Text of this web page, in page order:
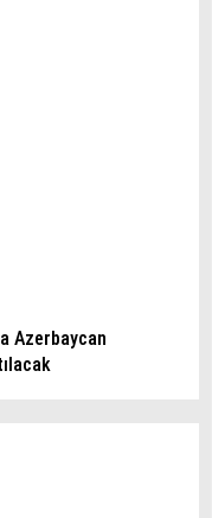
Azerbaycan